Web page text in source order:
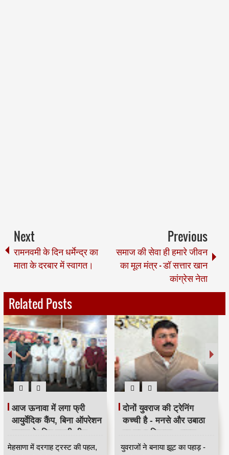
Next
रामनवमी के दिन धर्मेन्द्र का
माता के दरबार में स्वागत।
Previous
समाज की सेवा ही हमारे जीवन
का मूल मंत्र - डॉ सत्तार खान
कांग्रेस नेता
Related Posts
आज ऊनावा में लगा फ्री
आयुर्वेदिक कैंप, बिना ऑपरेशन
इलाज के लिए उमड़ी भीड़
HKA
मेहसाणा में दरगाह ट्रस्ट की पहल,
दोनों युवराज की ट्रेनिंग
कच्ची है - मनसे और उबाठा
पर साधा निशाना - राहुल
शेवाले
युवराजों ने बनाया झूट का पहाड़ -